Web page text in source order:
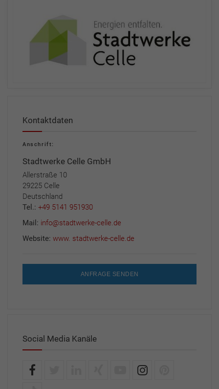
Kontaktdaten
Anschrift:
Stadtwerke Celle GmbH
Allerstraße 10
29225 Celle
Deutschland
Tel.: +49 5141 951930
Mail: info@stadtwerke-celle.de
Website: www. stadtwerke-celle.de
ANFRAGE SENDEN
Social Media Kanäle